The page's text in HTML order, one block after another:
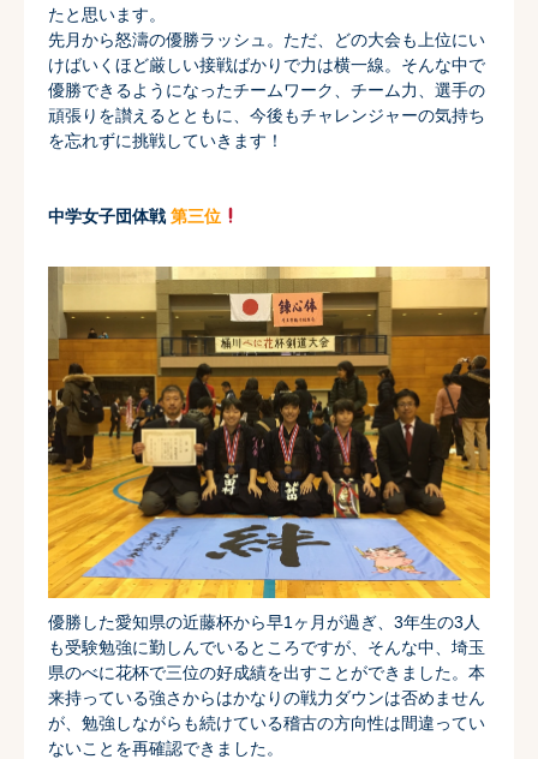
たと思います。
先月から怒濤の優勝ラッシュ。ただ、
どの大会も上位にい
けばいくほど厳しい接戦ばかりで力は横一線。 そんな中で
優勝できるようになったチームワーク、チーム力、 選手の
頑張りを讃えるとともに、 今後もチャレンジャーの気持ち
を忘れずに挑戦していきます！
中学女子団体戦 第三位
優勝した愛知県の近藤杯から早1ヶ月が過ぎ、 3年生の3人
も受験勉強に勤しんでいるところですが、そんな中、 埼玉
県のべに花杯で三位の好成績を出すことができました。 本
来持っている強さからはかなりの戦力ダウンは否めません
が、 勉強しながらも続けている稽古の方向性は間違ってい
ないことを再確認できました。